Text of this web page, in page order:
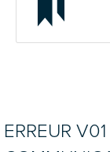
ERREUR